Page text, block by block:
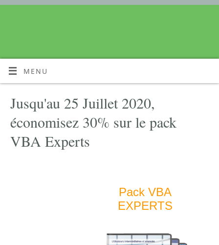
MENU
Jusqu'au 25 Juillet 2020,
économisez 30% sur le pack
VBA Experts